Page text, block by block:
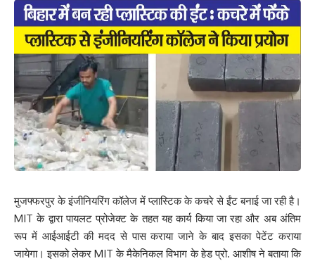
मुजफ्फरपुर के इंजीनियरिंग कॉलेज में प्लास्टिक के कचरे से ईंट बनाई जा रही है।
MIT के द्वारा पायलट प्रोजेक्ट के तहत यह कार्य किया जा रहा और अब अंतिम
रूप में आईआईटी की मदद से पास कराया जाने के बाद इसका पेटेंट कराया
जायेगा। इसको लेकर MIT के मैकेनिकल विभाग के हेड प्रो. आशीष ने बताया कि